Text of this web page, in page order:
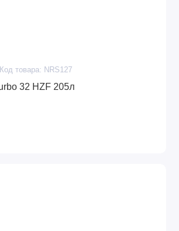
Код товара: NRS127
NORD OIL Turbo 32 HZF 205л